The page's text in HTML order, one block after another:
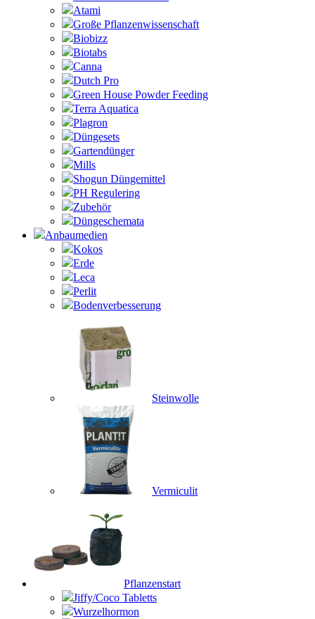
Atami
Große Pflanzenwissenschaft
Biobizz
Biotabs
Canna
Dutch Pro
Green House Powder Feeding
Terra Aquatica
Plagron
Düngesets
Gartendünger
Mills
Shogun Düngemittel
PH Regulering
Zubehör
Düngeschemata
Anbaumedien
Kokos
Erde
Leca
Perlit
Bodenverbesserung
Steinwolle
Vermiculit
Pflanzenstart
Jiffy/Coco Tabletts
Wurzelhormon